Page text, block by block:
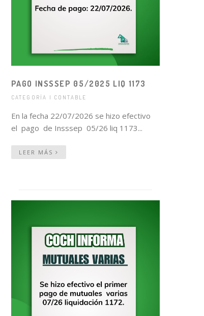
PAGO INSSSEP 05/2025 LIQ 1173
CATEGORÍA | CONTABLE
En la fecha 22/07/2026 se hizo efectivo
el pago de Insssep 05/26 liq 1173...
LEER MÁS